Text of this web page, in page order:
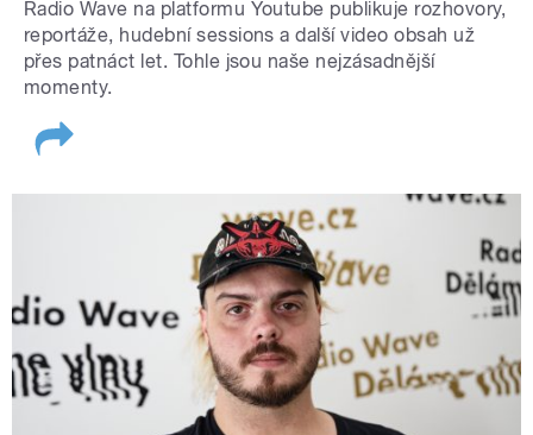
Radio Wave na platformu Youtube publikuje rozhovory,
reportáže, hudební sessions a další video obsah už
přes patnáct let. Tohle jsou naše nejzásadnější
momenty.